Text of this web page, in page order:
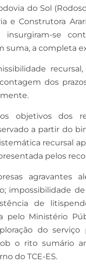
do Sol
e Construtora
se
suma, a completa
dos
objetivos dos
a partir do
recursal
pelos
agravantes
impossibilidade
de
pelo Ministério
do
o rito sumário
do TCE-ES.